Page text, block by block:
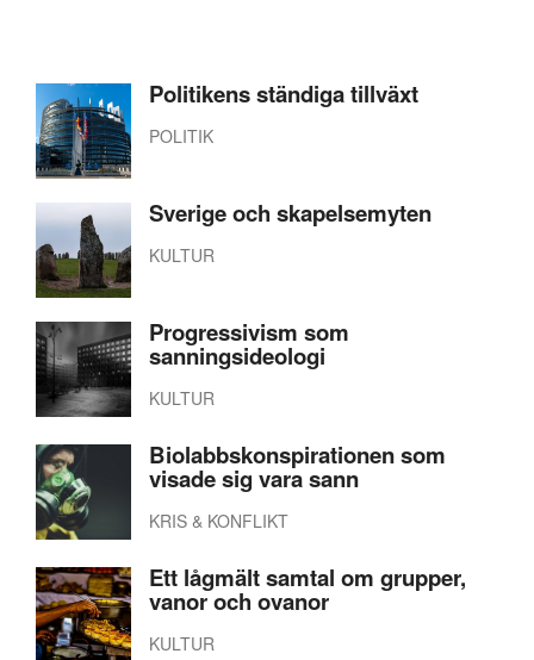
Politikens ständiga tillväxt
POLITIK
Sverige och skapelsemyten
KULTUR
Progressivism som
sanningsideologi
KULTUR
Biolabbskonspirationen som
visade sig vara sann
KRIS & KONFLIKT
Ett lågmält samtal om grupper,
vanor och ovanor
KULTUR